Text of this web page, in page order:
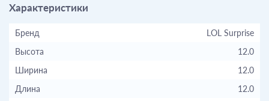
Характеристики
Бренд
LOL Surprise
Высота
12.0
Ширина
12.0
Длина
12.0